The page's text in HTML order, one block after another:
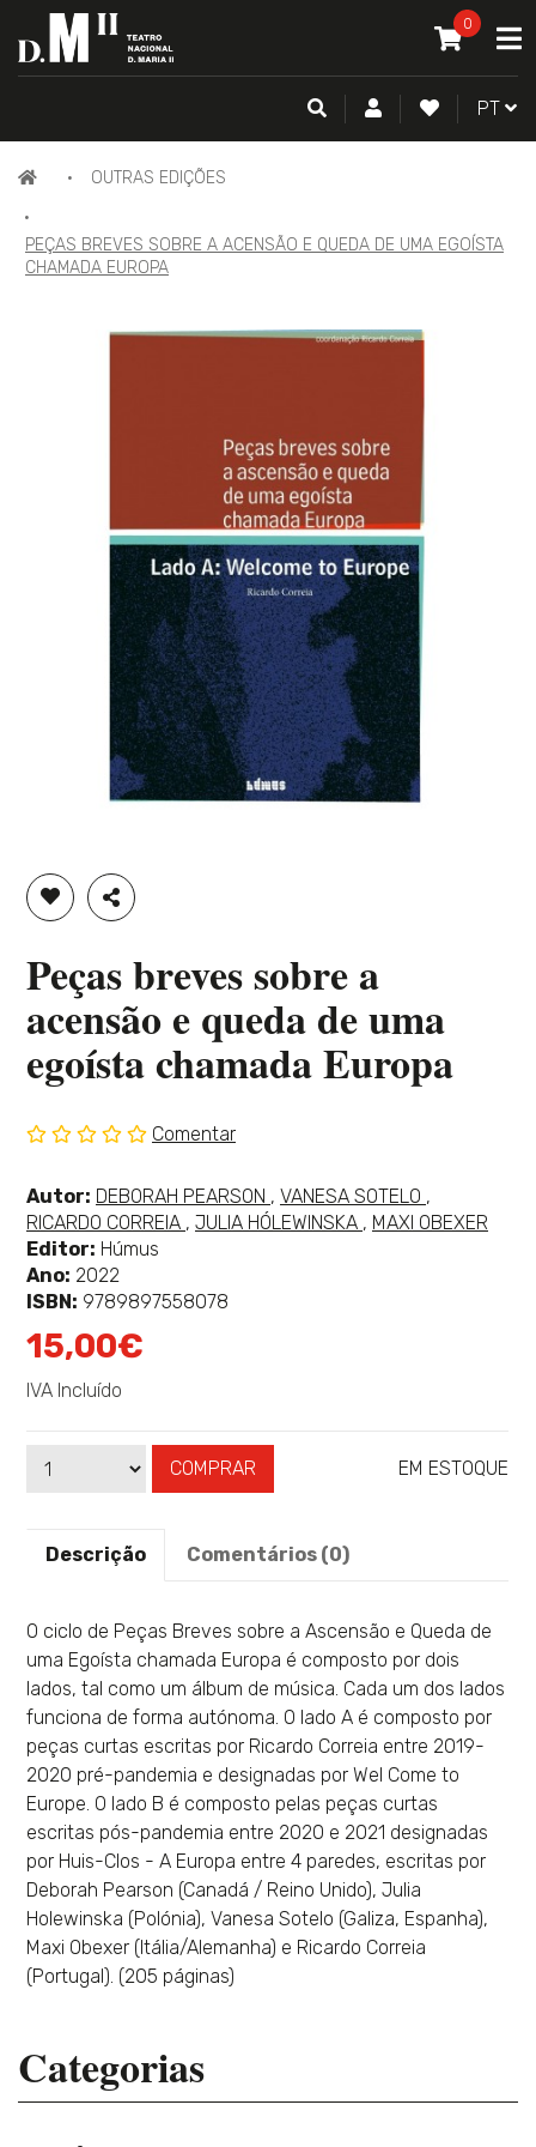
0
O MEU
ITEM(S) -
PESQUISACONTA DEFAZER
PT
PÁGINA OUTRAS EDIÇÕES
PEÇAS BREVES SOBRE A ACENSÃO E QUEDA DE UMA EGOÍSTA
CHAMADA EUROPA
ADICIONAR À LISTA DE DESEJOS
PARTILHAR
Peças breves sobre a
acensão e queda de uma
egoísta chamada Europa
classificação
Comentar
Autor: Ver
mais
sobre
DEBORAH PEARSON , Ver
mais
VANESA SOTELO ,
mais
RICARDO CORREIA , Ver
JULIA HÓLEWINSKA , Ver
MAXI OBEXER
Editor: Húmus
Ano: 2022
ISBN: 9789897558078
15,00€
IVA Incluído
Qtd COMPRAR
Disponibilidade: EM ESTOQUE
Descrição Comentários (0)
O ciclo de Peças Breves sobre a Ascensão e Queda de
uma Egoísta chamada Europa é composto por dois
lados, tal como um álbum de música. Cada um dos lados
funciona de forma autónoma. O lado A é composto por
peças curtas escritas por Ricardo Correia entre 2019-
2020 pré-pandemia e designadas por Wel Come to
Europe. O lado B é composto pelas peças curtas
escritas pós-pandemia entre 2020 e 2021 designadas
por Huis-Clos - A Europa entre 4 paredes, escritas por
Deborah Pearson (Canadá / Reino Unido), Julia
Holewinska (Polónia), Vanesa Sotelo (Galiza, Espanha),
Maxi Obexer (Itália/Alemanha) e Ricardo Correia
(Portugal). (205 páginas)
Categorias